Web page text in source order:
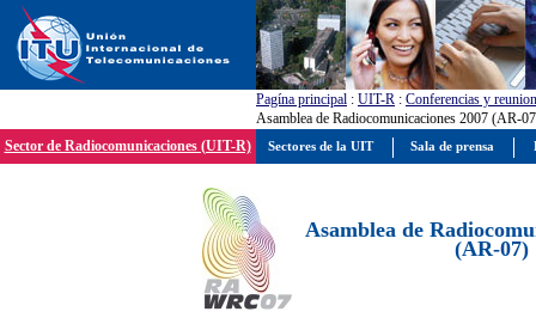
Pagína principal : UIT-R : Conferencias y
Asamblea de Radiocomunicaciones 2007 (AR-
Sector de Radiocomunicaciones (UIT-R)
Asamblea de
(AR-07)
Sectores de la UIT Sala de prensa